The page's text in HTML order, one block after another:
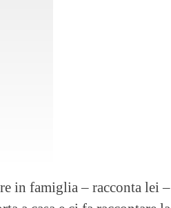
in famiglia – racconta lei –